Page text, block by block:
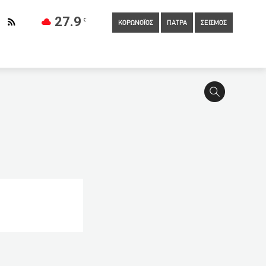
27.9 C
ΚΟΡΩΝΟΪΟΣ ΠΑΤΡΑ ΣΕΙΣΜΟΣ
Οι δημόσιοι υπάλληλοι
ΟΗΕ: πάνω από 4 τρις ευρώ